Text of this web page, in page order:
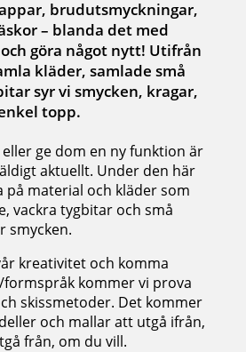
brudutsmyckningar,
– blanda det med
göra något nytt! Utifrån
kläder, samlade små
syr vi smycken, kragar,
topp.
ge dom en ny funktion är
aktuellt. Under den här
på material och kläder som
vackra tygbitar och små
smycken.
kreativitet och komma
kommer vi prova
skissmetoder. Det kommer
och mallar att utgå ifrån,
från, om du vill.